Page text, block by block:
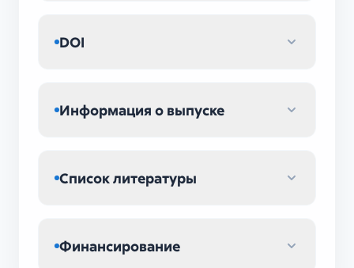
DOI
Информация о выпуске
Список литературы
Финансирование